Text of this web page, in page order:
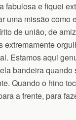
fabulosa e fiquei
uma missão como
de união, de
extremamente
Estamos aqui
bandeira quando
Quando o hino
a frente, para